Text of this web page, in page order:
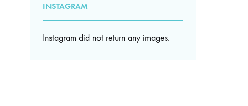
INSTAGRAM
Instagram did not return any images.